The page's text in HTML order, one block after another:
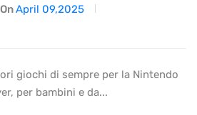
OnApril 09,2025
giochi di sempre per la Nintendo
per bambini e da...